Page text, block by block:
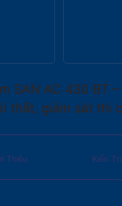
SAN AC 430 BT
thất, giám sát thi
Thiệu Kiến